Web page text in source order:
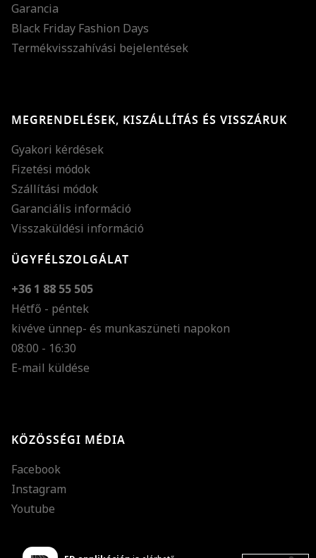
Garancia
Black Friday Fashion Days
Termékvisszahívási bejelentések
MEGRENDELÉSEK, KISZÁLLÍTÁS ÉS VISSZÁRUK
Gyakori kérdések
Fizetési módok
Szállítási módok
Garanciális információ
Visszaküldési információ
ÜGYFÉLSZOLGÁLAT
+36 1 88 55 505
Hétfő - péntek
kivéve ünnep- és munkaszüneti napokon
08:00 - 16:30
E-mail küldése
KÖZÖSSÉGI MÉDIA
Facebook
Instagram
Youtube